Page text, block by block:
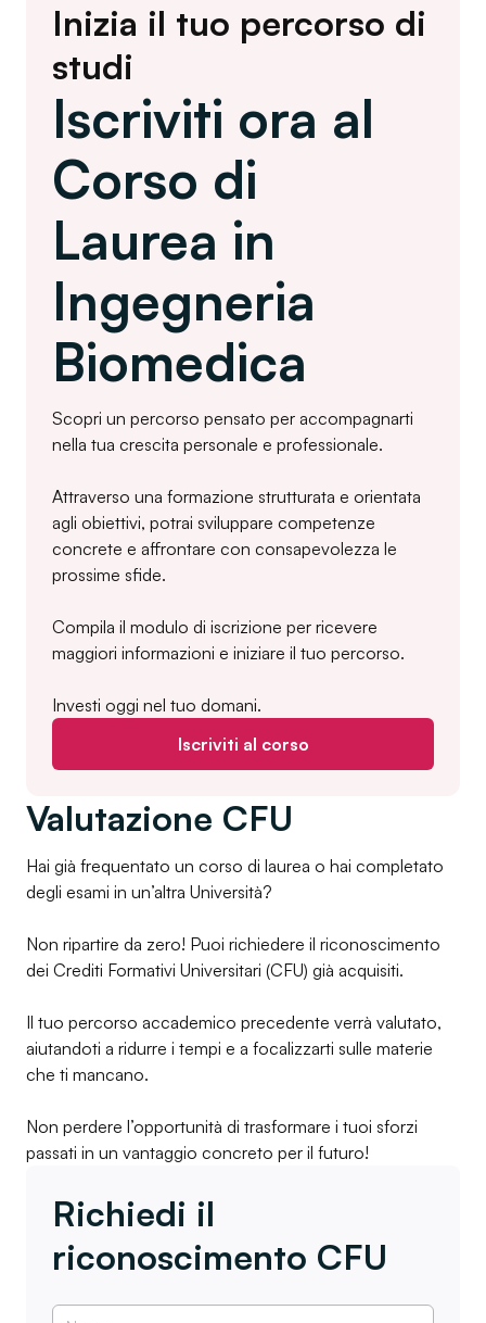
Inizia il tuo percorso di
studi
Iscriviti ora al
Corso di
Laurea in
Ingegneria
Biomedica
Scopri un percorso pensato per accompagnarti
nella tua crescita personale e professionale.
Attraverso una formazione strutturata e orientata
agli obiettivi, potrai sviluppare competenze
concrete e affrontare con consapevolezza le
prossime sfide.
Compila il modulo di iscrizione per ricevere
maggiori informazioni e iniziare il tuo percorso.
Investi oggi nel tuo domani.
Iscriviti al corso
Valutazione CFU
Hai già frequentato un corso di laurea o hai completato
degli esami in un’altra Università?
Non ripartire da zero! Puoi richiedere il riconoscimento
dei Crediti Formativi Universitari (CFU) già acquisiti.
Il tuo percorso accademico precedente verrà valutato,
aiutandoti a ridurre i tempi e a focalizzarti sulle materie
che ti mancano.
Non perdere l’opportunità di trasformare i tuoi sforzi
passati in un vantaggio concreto per il futuro!
Richiedi il
riconoscimento CFU